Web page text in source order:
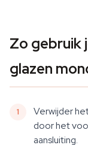
Zo gebruik
glazen
Verwijder
door het
aansluiting.